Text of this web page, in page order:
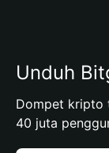
Unduh
Dompet kripto
40 juta